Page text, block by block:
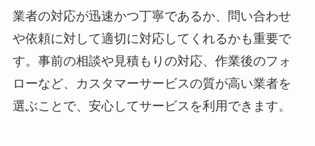
業者の対応が迅速かつ丁寧であるか、問い合わせ
や依頼に対して適切に対応してくれるかも重要で
す。事前の相談や見積もりの対応、作業後のフォ
ローなど、カスタマーサービスの質が高い業者を
選ぶことで、安心してサービスを利用できます。